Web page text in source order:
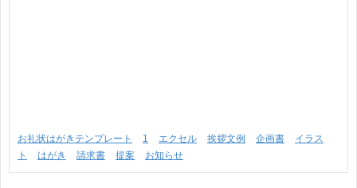
お礼状はがきテンプレート 1 エクセル 挨拶文例 企画書
イラス
ト
はがき 請求書 提案 お知らせ